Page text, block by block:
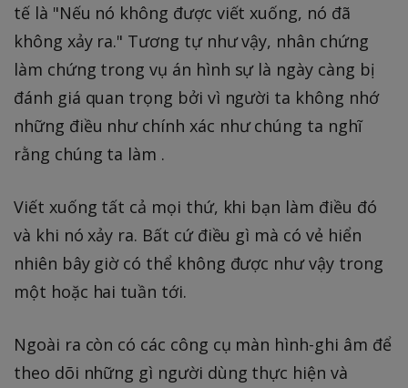
tế là "Nếu nó không được viết xuống, nó đã
không xảy ra." Tương tự như vậy, nhân chứng
làm chứng trong vụ án hình sự là ngày càng bị
đánh giá quan trọng bởi vì người ta không nhớ
những điều như chính xác như chúng ta nghĩ
rằng chúng ta làm .
Viết xuống tất cả mọi thứ, khi bạn làm điều đó
và khi nó xảy ra. Bất cứ điều gì mà có vẻ hiển
nhiên bây giờ có thể không được như vậy trong
một hoặc hai tuần tới.
Ngoài ra còn có các công cụ màn hình-ghi âm để
theo dõi những gì người dùng thực hiện và